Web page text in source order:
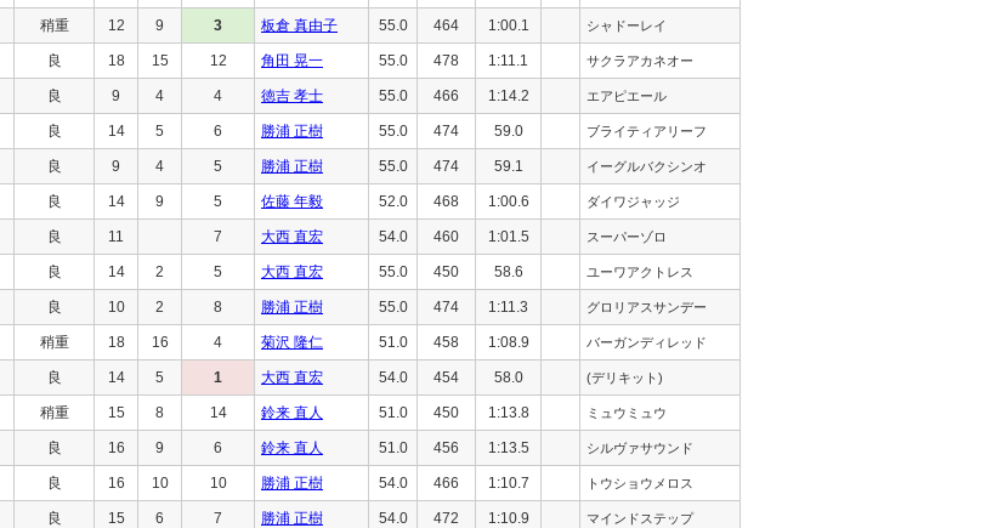
稍重 12 9 3 板倉 真由子 55.0 464 1:00.1 シャドーレイ
良 18 15 12 角田 晃一 55.0 478 1:11.1 サクラアカネオー
良 9 4 4 徳吉 孝士 55.0 466 1:14.2 エアピエール
良 14 5 6 勝浦 正樹 55.0 474 59.0 ブライティアリーフ
良 9 4 5 勝浦 正樹 55.0 474 59.1 イーグルバクシンオ
良 14 9 5 佐藤 年毅 52.0 468 1:00.6 ダイワジャッジ
良 11 7 大西 直宏 54.0 460 1:01.5 スーパーゾロ
良 14 2 5 大西 直宏 55.0 450 58.6 ユーワアクトレス
良 10 2 8 勝浦 正樹 55.0 474 1:11.3 グロリアスサンデー
稍重 18 16 4 菊沢 隆仁 51.0 458 1:08.9 バーガンディレッド
良 14 5 1 大西 直宏 54.0 454 58.0 (デリキット)
稍重 15 8 14 鈴来 直人 51.0 450 1:13.8 ミュウミュウ
良 16 9 6 鈴来 直人 51.0 456 1:13.5 シルヴァサウンド
良 16 10 10 勝浦 正樹 54.0 466 1:10.7 トウショウメロス
良 15 6 7 勝浦 正樹 54.0 472 1:10.9 マインドステップ